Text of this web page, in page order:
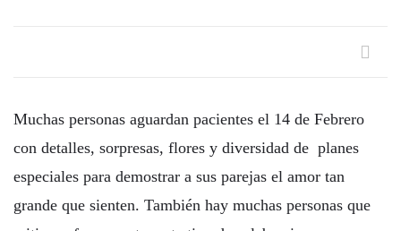
Muchas personas aguardan pacientes el 14 de Febrero
con detalles, sorpresas, flores y diversidad de planes
especiales para demostrar a sus parejas el amor tan
grande que sienten. También hay muchas personas que